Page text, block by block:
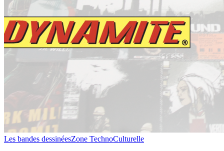
[Actualité]
Les bandes dessinéesZone TechnoCulturelle